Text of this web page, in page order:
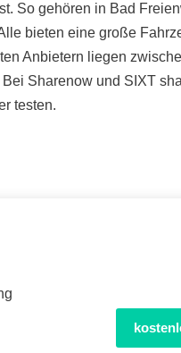
So gehören in Bad
bieten eine große
Anbietern liegen
Sharenow und SIXT
testen.